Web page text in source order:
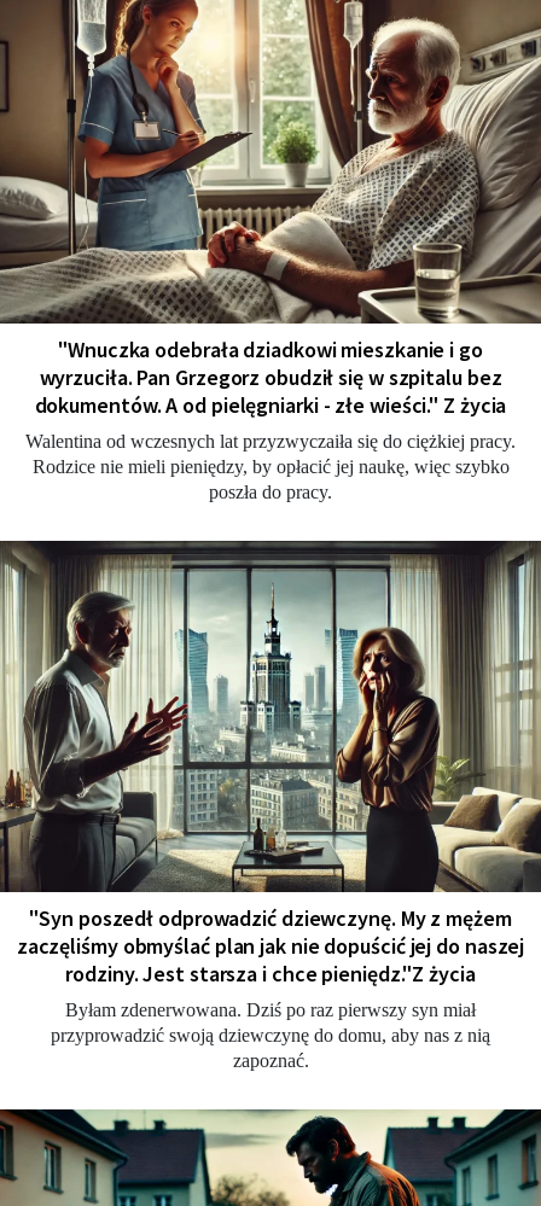
"Wnuczka odebrała dziadkowi mieszkanie i go
wyrzuciła. Pan Grzegorz obudził się w szpitalu bez
dokumentów. A od pielęgniarki - złe wieści." Z życia
Walentina od wczesnych lat przyzwyczaiła się do ciężkiej pracy.
Rodzice nie mieli pieniędzy, by opłacić jej naukę, więc szybko
poszła do pracy.
"Syn poszedł odprowadzić dziewczynę. My z mężem
zaczęliśmy obmyślać plan jak nie dopuścić jej do naszej
rodziny. Jest starsza i chce pieniędz."Z życia
Byłam zdenerwowana. Dziś po raz pierwszy syn miał
przyprowadzić swoją dziewczynę do domu, aby nas z nią
zapoznać.